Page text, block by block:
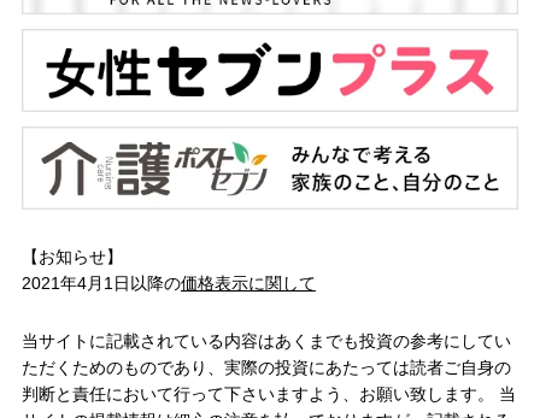
【お知らせ】
2021年4月1日以降の価格表示に関して
当サイトに記載されている内容はあくまでも投資の参考にしてい
ただくためのものであり、実際の投資にあたっては読者ご自身の
判断と責任において行って下さいますよう、お願い致します。 当